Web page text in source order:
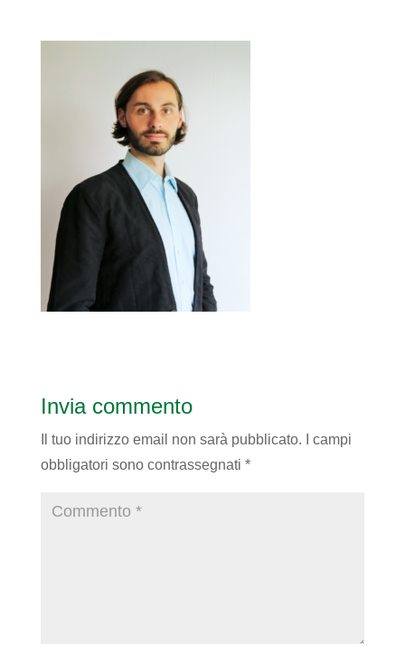
Invia commento
Il tuo indirizzo email non sarà pubblicato.
I campi
obbligatori sono contrassegnati *